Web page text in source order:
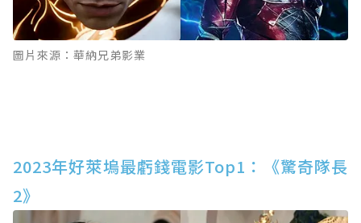
圖片來源：華納兄弟影業
2023年好萊塢最虧錢電影Top1：《驚奇隊長
2》